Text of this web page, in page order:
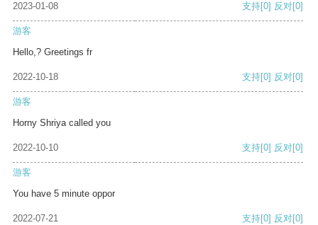
2023-01-08 支持[0] 反对[0]
游客
Hello,? Greetings fr
2022-10-18 支持[0] 反对[0]
游客
Horny Shriya called you
2022-10-10 支持[0] 反对[0]
游客
You have 5 minute oppor
2022-07-21 支持[0] 反对[0]